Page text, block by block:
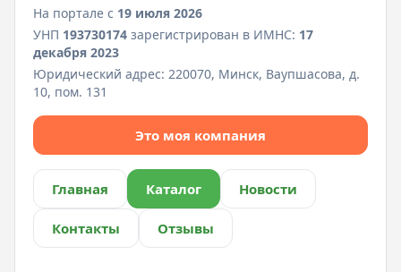
На портале с 19 июля 2026
УНП 193730174 зарегистрирован в ИМНС: 17
декабря 2023
Юридический адрес: 220070, Минск, Ваупшасова, д.
10, пом. 131
Это моя компания
Главная Каталог Новости
Контакты Отзывы